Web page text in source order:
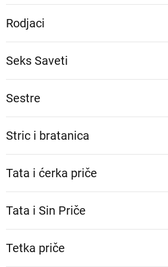
Rodjaci
Seks Saveti
Sestre
Stric i bratanica
Tata i ćerka priče
Tata i Sin Priče
Tetka priče